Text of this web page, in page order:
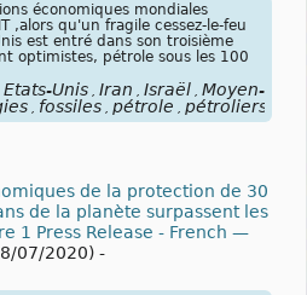
économiques mondiales
,alors qu'un fragile cessez-le-feu
est entré dans son troisième
optimistes, pétrole sous les 100
États-Unis , Iran , Israël , Moyen-
, fossiles , pétrole , pétroliers
de la protection de 30
de la planète surpassent les
1 Press Release - French —
07/2020) -